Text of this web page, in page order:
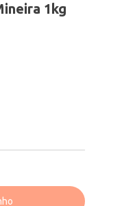
1kg